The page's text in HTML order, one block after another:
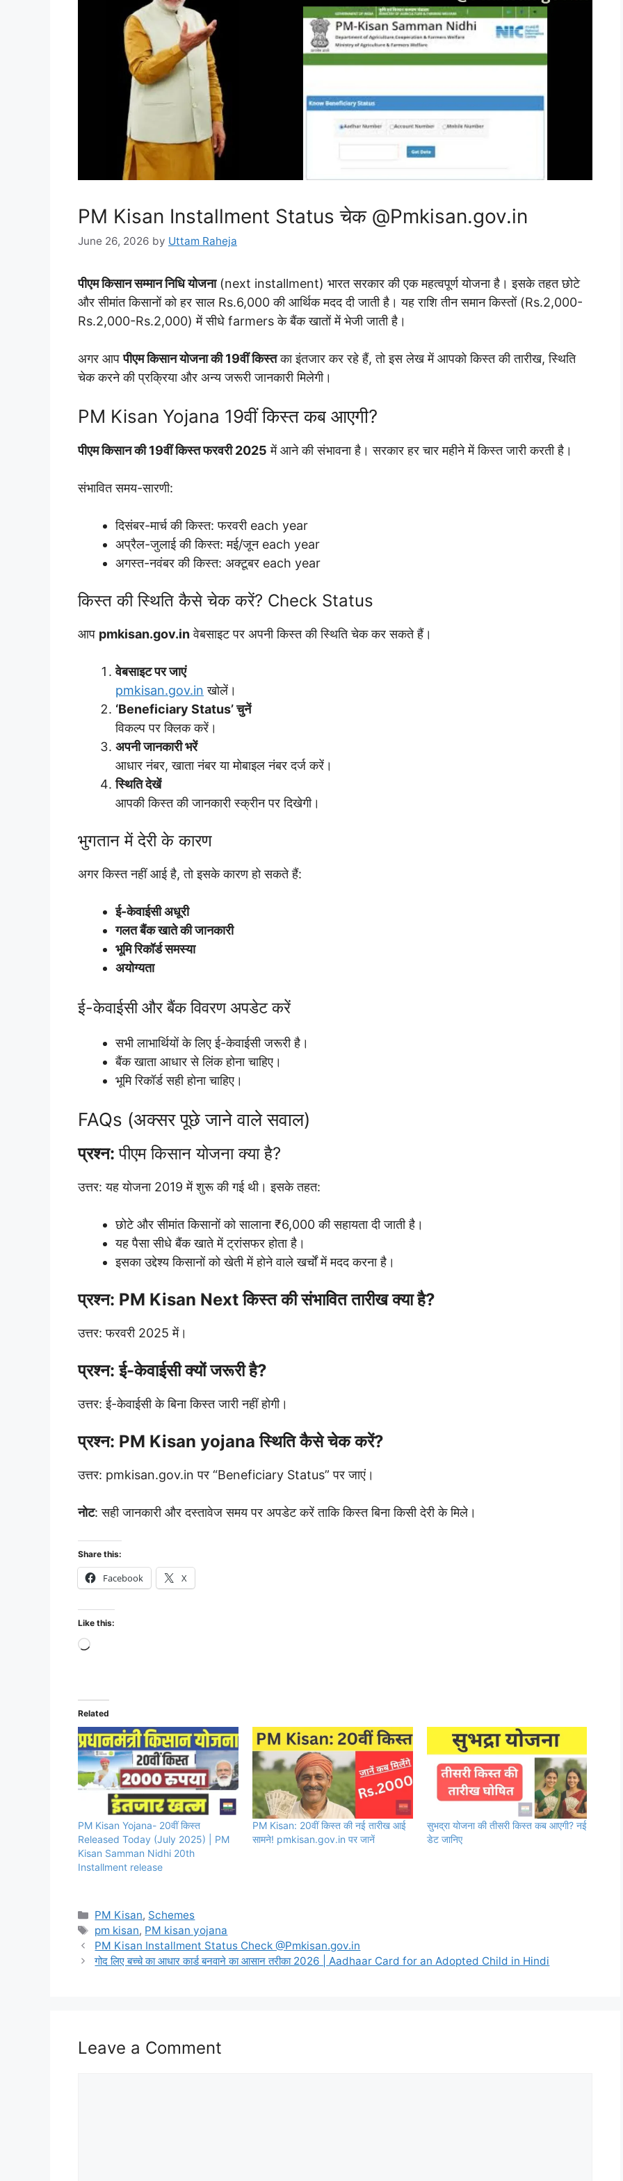
PM Kisan Installment Status चेक @Pmkisan.gov.in
June 26, 2026 by Uttam Raheja
पीएम किसान सम्मान निधि योजना(next installment) भारत सरकार की एक महत्वपूर्ण योजना है। इसके तहत छोटे
और सीमांत किसानों को हर साल Rs.6,000 की आर्थिक मदद दी जाती है। यह राशि तीन समान किस्तों (Rs.2,000-
Rs.2,000-Rs.2,000) में सीधे farmers के बैंक खातों में भेजी जाती है।
अगर आपपीएम किसान योजना की 19वीं किस्तका इंतजार कर रहे हैं, तो इस लेख में आपको किस्त की तारीख, स्थिति
चेक करने की प्रक्रिया और अन्य जरूरी जानकारी मिलेगी।
PM Kisan Yojana 19वीं किस्त कब आएगी?
पीएम किसान की 19वीं किस्त फरवरी 2025 में आने की संभावना है। सरकार हर चार महीने में किस्त जारी करती है।
संभावित समय-सारणी:
दिसंबर-मार्च की किस्त: फरवरी each year
अप्रैल-जुलाई की किस्त: मई/जून each year
अगस्त-नवंबर की किस्त: अक्टूबर each year
किस्त की स्थिति कैसे चेक करें? Check Status
आप pmkisan.gov.inवेबसाइट पर अपनी किस्त की स्थिति चेक कर सकते हैं।
वेबसाइट पर जाएं
pmkisan.gov.in खोलें।
‘Beneficiary Status’ चुनें
विकल्प पर क्लिक करें।
अपनी जानकारी भरें
आधार नंबर, खाता नंबर या मोबाइल नंबर दर्ज करें।
स्थिति देखें
आपकी किस्त की जानकारी स्क्रीन पर दिखेगी।
भुगतान में देरी के कारण
अगर किस्त नहीं आई है, तो इसके कारण हो सकते हैं:
ई-केवाईसी अधूरी
गलत बैंक खाते की जानकारी
भूमि रिकॉर्ड समस्या
अयोग्यता
ई-केवाईसी और बैंक विवरण अपडेट करें
सभी लाभार्थियों के लिए ई-केवाईसी जरूरी है।
बैंक खाता आधार से लिंक होना चाहिए।
भूमि रिकॉर्ड सही होना चाहिए।
FAQs (अक्सर पूछे जाने वाले सवाल)
प्रश्न:पीएम किसान योजना क्या है?
उत्तर: यह योजना 2019 में शुरू की गई थी। इसके तहत:
छोटे और सीमांत किसानों को सालाना ₹6,000 की सहायता दी जाती है।
यह पैसा सीधे बैंक खाते में ट्रांसफर होता है।
इसका उद्देश्य किसानों को खेती में होने वाले खर्चों में मदद करना है।
प्रश्न: PM Kisan Next किस्त की संभावित तारीख क्या है?
उत्तर: फरवरी 2025 में।
प्रश्न: ई-केवाईसी क्यों जरूरी है?
उत्तर: ई-केवाईसी के बिना किस्त जारी नहीं होगी।
प्रश्न: PM Kisan yojana स्थिति कैसे चेक करें?
उत्तर: pmkisan.gov.in पर “Beneficiary Status” पर जाएं।
नोट: सही जानकारी और दस्तावेज समय पर अपडेट करें ताकि किस्त बिना किसी देरी के मिले।
Share this:
Facebook X
Like this:
Loading…
Related
PM Kisan Yojana- 20वीं किस्त
Released Today (July 2025) | PM
Kisan Samman Nidhi 20th
Installment release
PM Kisan: 20वीं किस्त की नई तारीख आई
सामने! pmkisan.gov.in पर जानें
सुभद्रा योजना की तीसरी किस्त कब आएगी? नई
डेट जानिए
Categories
PM Kisan, Schemes
Tags
pm kisan, PM kisan yojana
PM Kisan Installment Status Check @Pmkisan.gov.in
गोद लिए बच्चे का आधार कार्ड बनवाने का आसान तरीका 2026 | Aadhaar Card for an Adopted Child in Hindi
Leave a Comment